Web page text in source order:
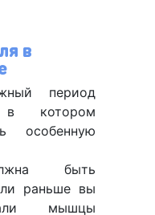
в
период
в котором
особенную
быть
раньше вы
мышцы